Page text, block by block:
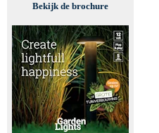
Bekijk de brochure